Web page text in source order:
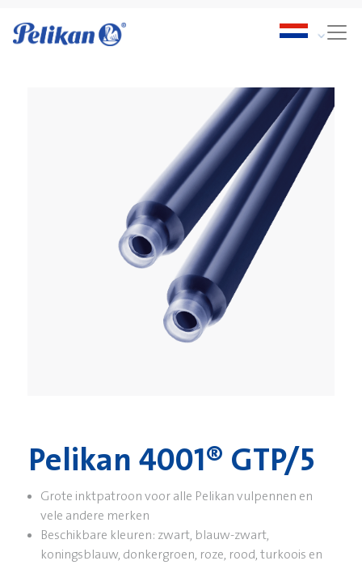
Pelikan 4001® GTP/5
Grote inktpatroon voor alle Pelikan vulpennen en
vele andere merken
Beschikbare kleuren: zwart, blauw-zwart,
koningsblauw, donkergroen, roze, rood, turkoois en